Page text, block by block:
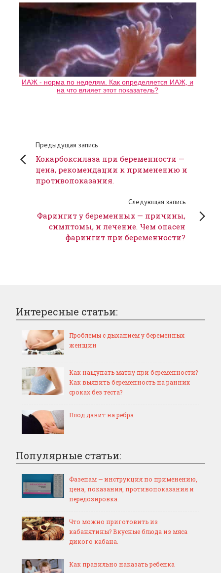
ИАЖ - норма по неделям. Как определяется ИАЖ, и
на что влияет этот показатель?
Предыдущая запись
Кокарбоксилаза при беременности —
цена, рекомендации к применению и
противопоказания.
Следующая запись
Фарингит у беременных — причины,
симптомы, и лечение. Чем опасен
фарингит при беременности?
Интересные статьи:
Проблемы с дыханием у беременных
женщин
Как нащупать матку при беременности?
Как выявить беременность на ранних
сроках без теста?
Плод давит на ребра
Популярные статьи:
Фазепам — инструкция по применению,
цена, показания, противопоказания и
передозировка.
Что можно приготовить из
кабанятины? Вкусные блюда из мяса
дикого кабана.
Как правильно наказать ребенка